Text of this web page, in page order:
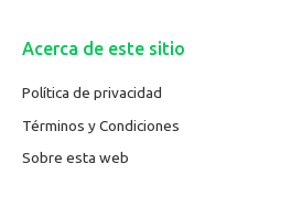
Acerca de este sitio
Política de privacidad
Términos y Condiciones
Sobre esta web